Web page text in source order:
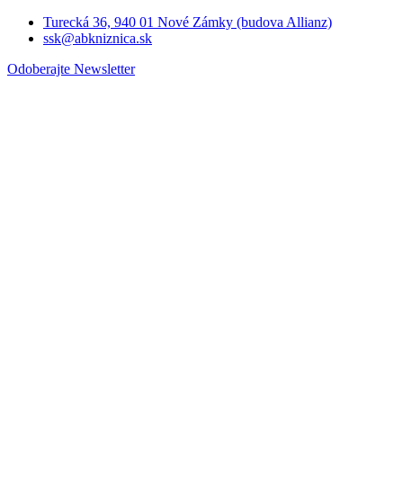
Turecká 36, 940 01 Nové Zámky (budova Allianz)
ssk@abkniznica.sk
Odoberajte Newsletter